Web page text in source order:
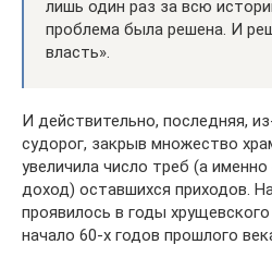
лишь один раз за всю
проблема была решена. И
власть».
И действительно, последняя,
судорог, закрыв множество
увеличила число треб (а
доход) оставшихся приходов.
проявилось в годы
начало 60-х годов прошлого